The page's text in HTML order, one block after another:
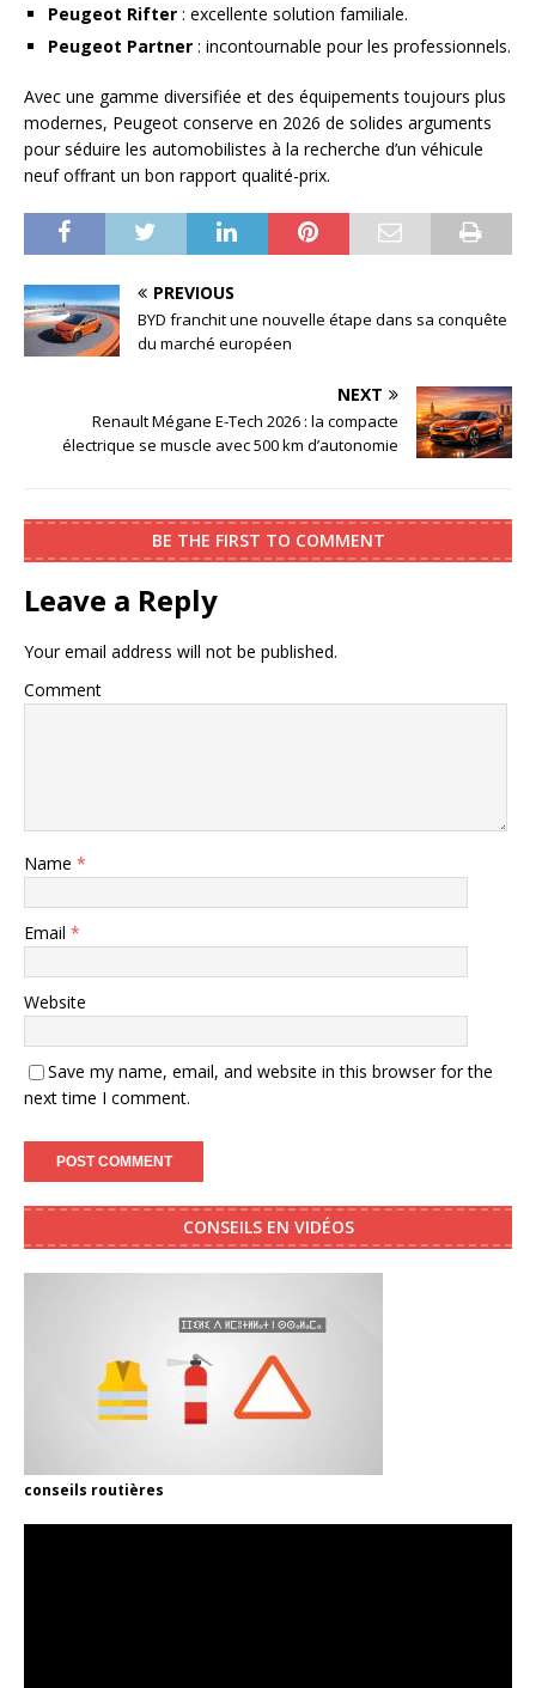
Peugeot Rifter : excellente solution familiale.
Peugeot Partner : incontournable pour les professionnels.
Avec une gamme diversifiée et des équipements toujours plus
modernes, Peugeot conserve en 2026 de solides arguments
pour séduire les automobilistes à la recherche d’un véhicule
neuf offrant un bon rapport qualité-prix.
PREVIOUS
BYD franchit une nouvelle étape dans sa conquête
du marché européen
NEXT
Renault Mégane E-Tech 2026 : la compacte
électrique se muscle avec 500 km d’autonomie
BE THE FIRST TO COMMENT
Leave a Reply
Your email address will not be published.
Comment
Name *
Email *
Website
Save my name, email, and website in this browser for the
next time I comment.
CONSEILS EN VIDÉOS
conseils routières